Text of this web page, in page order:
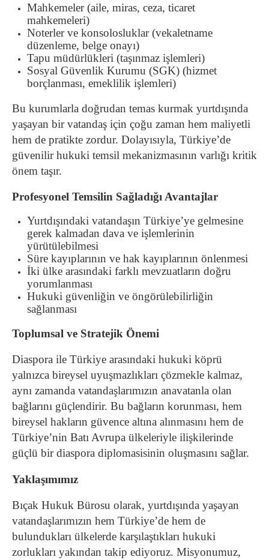
Mahkemeler (aile, miras, ceza, ticaret
mahkemeleri)
Noterler ve konsolosluklar (vekaletname
düzenleme, belge onayı)
Tapu müdürlükleri (taşınmaz işlemleri)
Sosyal Güvenlik Kurumu (SGK) (hizmet
borçlanması, emeklilik işlemleri)
Bu kurumlarla doğrudan temas kurmak yurtdışında
yaşayan bir vatandaş için çoğu zaman hem maliyetli
hem de pratikte zordur. Dolayısıyla, Türkiye’de
güvenilir hukuki temsil mekanizmasının varlığı kritik
önem taşır.
Profesyonel Temsilin Sağladığı Avantajlar
Yurtdışındaki vatandaşın Türkiye’ye gelmesine
gerek kalmadan dava ve işlemlerinin
yürütülebilmesi
Süre kayıplarının ve hak kayıplarının önlenmesi
İki ülke arasındaki farklı mevzuatların doğru
yorumlanması
Hukuki güvenliğin ve öngörülebilirliğin
sağlanması
Toplumsal ve Stratejik Önemi
Diaspora ile Türkiye arasındaki hukuki köprü
yalnızca bireysel uyuşmazlıkları çözmekle kalmaz,
aynı zamanda vatandaşlarımızın anavatanla olan
bağlarını güçlendirir. Bu bağların korunması, hem
bireysel hakların güvence altına alınmasını hem de
Türkiye’nin Batı Avrupa ülkeleriyle ilişkilerinde
güçlü bir diaspora diplomasisinin oluşmasını sağlar.
Yaklaşımımız
Bıçak Hukuk Bürosu olarak, yurtdışında yaşayan
vatandaşlarımızın hem Türkiye’de hem de
bulundukları ülkelerde karşılaştıkları hukuki
zorlukları yakından takip ediyoruz. Misyonumuz,